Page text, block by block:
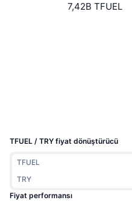
7,42B TFUEL
TFUEL / TRY fiyat dönüştürücü
TFUEL
TRY
Fiyat performansı